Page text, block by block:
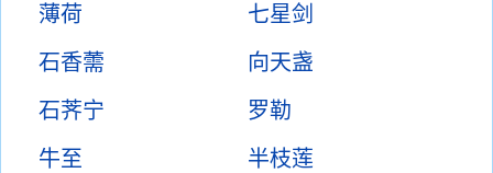
薄荷
七星剑
石香薷
向天盏
石荠宁
罗勒
牛至
半枝莲